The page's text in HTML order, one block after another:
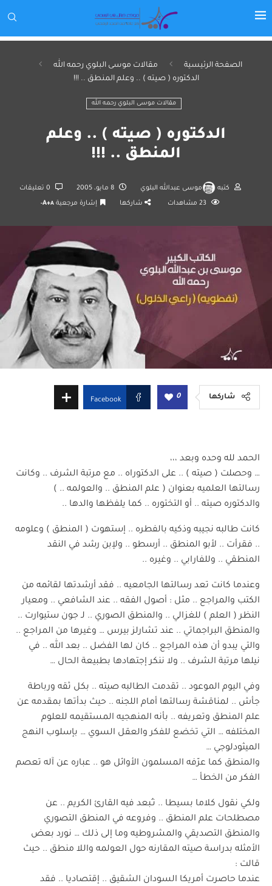
الصفحة الرئيسية
مقالات موسى البلوي رحمه الله
الدكتوره ( صيته ) .. وعلم المنطق .. !!!
مقالات موسى البلوي رحمه الله
الدكتوره ( صيته ) .. وعلم
المنطق .. !!!
كتبه موسى عبدالله البلوي 8 مايو، 2005
23 مشاهدات شاركها إشارة مرجعية A+A-
شاركها 0
Facebook
الحمد لله وحده وبعد ،،،
… وحصلت ( صيته ) .. على الدكتوراه .. مع مرتبة الشرف .. وكانت
رسالتها العلميه بعنوان ( علم المنطق .. والعولمه .. )
والدكتوره صيته .. أو التختوره .. كما يلفظها والدها ..
كانت طالبه نجيبه وذكيه بالفطره .. إستهوت ( المنطق ) وعلومه
.. فقرأت .. لأبو المنطق .. أرسطو .. ولإبن رشد في النقد
المنطقي .. وللفارابي .. وغيره ..
وعندما كانت تعد رسالتها الجامعيه .. فقد أرشدتها لقائمه من
الكتب والمراجع .. مثل : أصول الفقه .. عند الشافعي .. ومعيار
النظر ( العلم ) للغزالي .. والمنطق الصوري .. لـ جون ستيوارت ..
والمنطق البراجماتي .. عند تشارلز بيرس … وغيرها من المراجع ..
والتي يبدو أن هذه المراجع .. كان لها الفضل .. بعد الله .. في
نيلها مرتبة الشرف .. ولا ننكر إجتهادها بطبيعة الحال …
وفي اليوم الموعود .. تقدمت الطالبه صيته .. بكل ثقه ورباطة
جأش .. لمناقشة رسالتها أمام اللجنه .. حيث بدأتها بمقدمه عن
علم المنطق وتعريفه .. بأنه المنهجيه المستقيمه للعلوم
المختلفه … التي تخضع للفكر والعقل السوي … بإسلوب النهج
الميثودلوجي …
والمنطق كما عرّفه المسلمون الأوائل هو .. عباره عن آله تعصم
الفكر من الخطأ …
ولكي نقول كلاما بسيطا .. نـُبعد فيه القارئ الكريم .. عن
مصطلحات علم المنطق .. وفروعه في المنطق التصوري
والمنطق التصديقي والمشروطيه وما إلى ذلك … نورد بعض
الأمثله بدراسة صيته المقارنه حول العولمه واللا منطق .. حيث
قالت :
عندما حاصرت أمريكا السودان الشقيق .. إقتصاديا .. فقد